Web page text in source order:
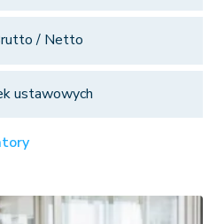
/ Netto
ustawowych